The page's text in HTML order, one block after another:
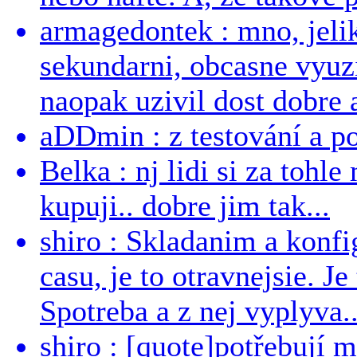
armagedontek : mno,
sekundarni, obcasne
naopak uzivil dost dobre
aDDmin : z testování a
Belka : nj lidi si za tohle
kupuji.. dobre jim tak...
shiro : Skladanim a
casu, je to otravnejsie.
Spotreba a z nej
shiro : [quote]potřebují